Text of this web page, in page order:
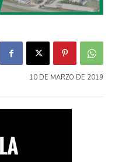
10 DE MARZO DE 2019